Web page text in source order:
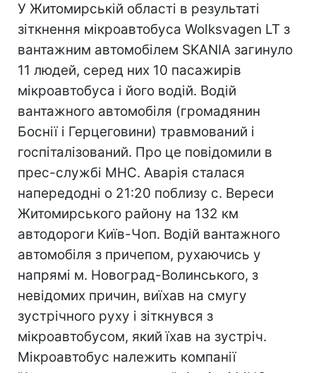
У Житомирській області в результаті
зіткнення мікроавтобуса Wolksvagen LT з
вантажним автомобілем SKANIA загинуло
11 людей, серед них 10 пасажирів
мікроавтобуса і його водій. Водій
вантажного автомобіля (громадянин
Боснії і Герцеговини) травмований і
госпіталізований. Про це повідомили в
прес-службі МНС. Аварія сталася
напередодні о 21:20 поблизу с. Вереси
Житомирського району на 132 км
автодороги Київ-Чоп. Водій вантажного
автомобіля з причепом, рухаючись у
напрямі м. Новоград-Волинського, з
невідомих причин, виїхав на смугу
зустрічного руху і зіткнувся з
мікроавтобусом, який їхав на зустріч.
Мікроавтобус належить компанії